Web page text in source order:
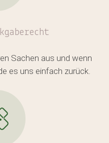
keine Produkte
Sachen aus und wenn
es uns einfach zurück.